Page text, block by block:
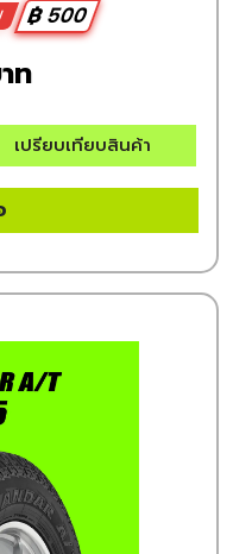
฿ 500
ท
เปรียบเทียบสินค้า